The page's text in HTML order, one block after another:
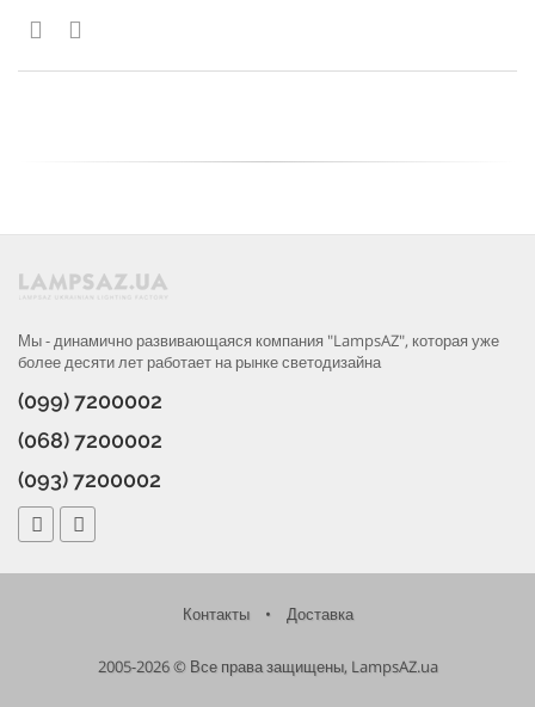
Мы - динамично развивающаяся компания "LampsAZ", которая уже
более десяти лет работает на рынке светодизайна
(099) 7200002
(068) 7200002
(093) 7200002
Контакты • Доставка
2005-2026 © Все права защищены, LampsAZ.ua